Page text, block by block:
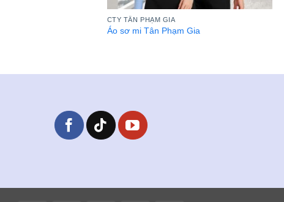
CTY TÂN PHẠM GIA
Áo sơ mi Tân Phạm Gia